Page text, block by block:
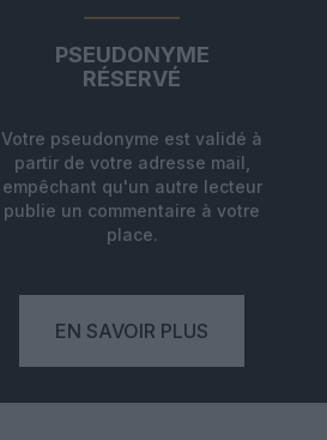
PSEUDONYME
RÉSERVÉ
Votre pseudonyme est validé à
partir de votre adresse mail,
empêchant qu'un autre lecteur
publie un commentaire à votre
place.
EN SAVOIR PLUS